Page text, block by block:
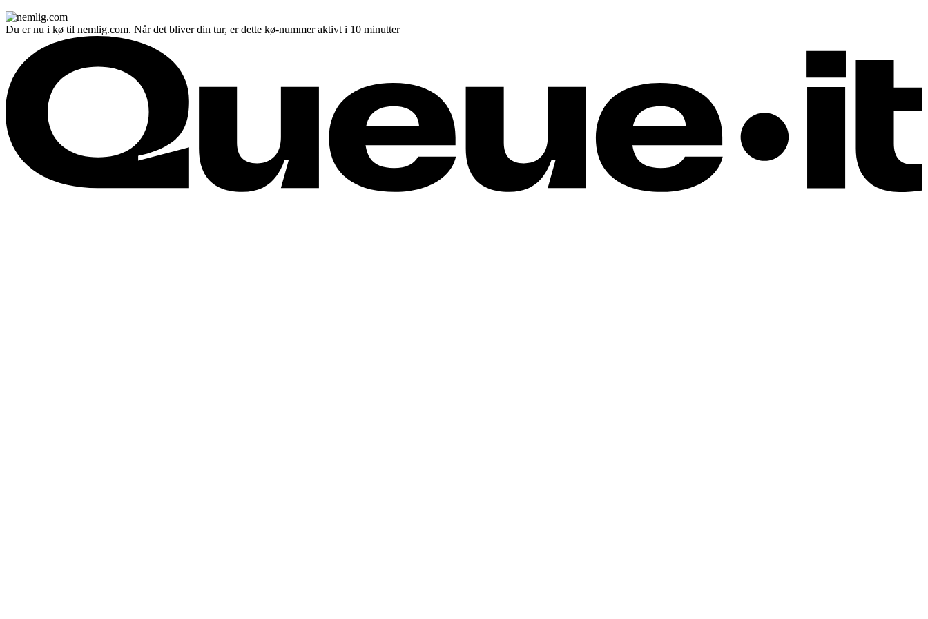
Du er nu i kø til nemlig.com. Når det bliver din tur, er dette kø-nummer aktivt i 10 minutter